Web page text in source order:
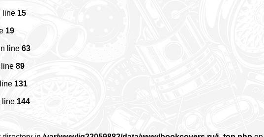
line 15
19
line 63
89
131
line 144